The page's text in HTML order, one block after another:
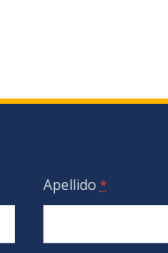
Apellido *